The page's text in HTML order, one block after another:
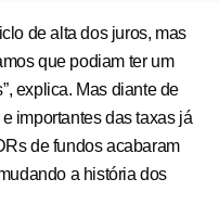
de alta dos juros, mas
que podiam ter um
explica. Mas diante de
importantes das taxas já
de fundos acabaram
a história dos